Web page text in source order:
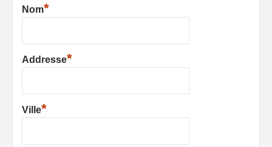
Nom*
Addresse*
Ville*